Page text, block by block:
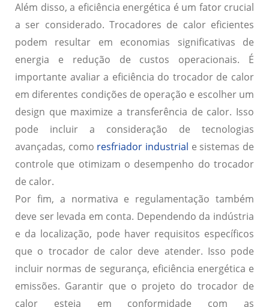
Além disso, a eficiência energética é um fator crucial
a ser considerado. Trocadores de calor eficientes
podem resultar em economias significativas de
energia e redução de custos operacionais. É
importante avaliar a eficiência do trocador de calor
em diferentes condições de operação e escolher um
design que maximize a transferência de calor. Isso
pode incluir a consideração de tecnologias
avançadas, como resfriador industrial e sistemas de
controle que otimizam o desempenho do trocador
de calor.
Por fim, a normativa e regulamentação também
deve ser levada em conta. Dependendo da indústria
e da localização, pode haver requisitos específicos
que o trocador de calor deve atender. Isso pode
incluir normas de segurança, eficiência energética e
emissões. Garantir que o projeto do trocador de
calor esteja em conformidade com as